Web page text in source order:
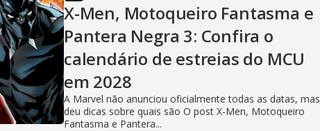
X-Men, Motoqueiro Fantasma e
Pantera Negra 3: Confira o
calendário de estreias do MCU
em 2028
A Marvel não anunciou oficialmente todas as datas, mas
deu dicas sobre quais são O post X-Men, Motoqueiro
Fantasma e Pantera...